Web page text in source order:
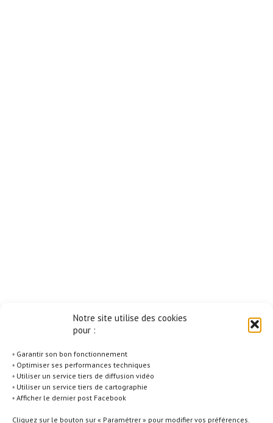
Notre site utilise des cookies
pour :
◦ Garantir son bon fonctionnement
◦ Optimiser ses performances techniques
◦ Utiliser un service tiers de diffusion vidéo
◦ Utiliser un service tiers de cartographie
◦ Afficher le dernier post Facebook
Cliquez sur le bouton sur « Paramétrer » pour modifier vos préférences.